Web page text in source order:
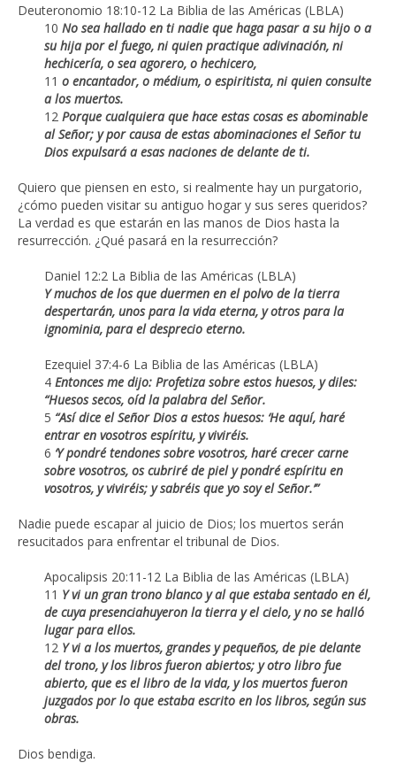
Deuteronomio 18:10-12 La Biblia de las Américas (LBLA)
10 No sea hallado en ti nadie que haga pasar a su hijo o a
su hija por el fuego, ni quien practique adivinación, ni
hechicería, o sea agorero, o hechicero,
11 o encantador, o médium, o espiritista, ni quien consulte
a los muertos.
12 Porque cualquiera que hace estas cosas es abominable
al Señor; y por causa de estas abominaciones el Señor tu
Dios expulsará a esas naciones de delante de ti.
Quiero que piensen en esto, si realmente hay un purgatorio,
¿cómo pueden visitar su antiguo hogar y sus seres queridos?
La verdad es que estarán en las manos de Dios hasta la
resurrección. ¿Qué pasará en la resurrección?
Daniel 12:2 La Biblia de las Américas (LBLA)
Y muchos de los que duermen en el polvo de la tierra
despertarán, unos para la vida eterna, y otros para la
ignominia, para el desprecio eterno.
Ezequiel 37:4-6 La Biblia de las Américas (LBLA)
4 Entonces me dijo: Profetiza sobre estos huesos, y diles:
“Huesos secos, oíd la palabra del Señor.
5 “Así dice el Señor Dios a estos huesos: ‘He aquí, haré
entrar en vosotros espíritu, y viviréis.
6 ‘Y pondré tendones sobre vosotros, haré crecer carne
sobre vosotros, os cubriré de piel y pondré espíritu en
vosotros, y viviréis; y sabréis que yo soy el Señor.’”
Nadie puede escapar al juicio de Dios; los muertos serán
resucitados para enfrentar el tribunal de Dios.
Apocalipsis 20:11-12 La Biblia de las Américas (LBLA)
11 Y vi un gran trono blanco y al que estaba sentado en él,
de cuya presenciahuyeron la tierra y el cielo, y no se halló
lugar para ellos.
12 Y vi a los muertos, grandes y pequeños, de pie delante
del trono, y los libros fueron abiertos; y otro libro fue
abierto, que es el libro de la vida, y los muertos fueron
juzgados por lo que estaba escrito en los libros, según sus
obras.
Dios bendiga.